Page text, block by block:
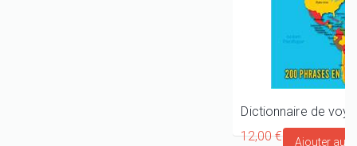
12,00 €